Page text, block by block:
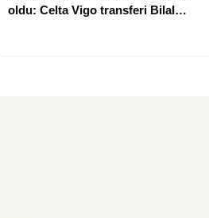
oldu: Celta Vigo transferi Bilal